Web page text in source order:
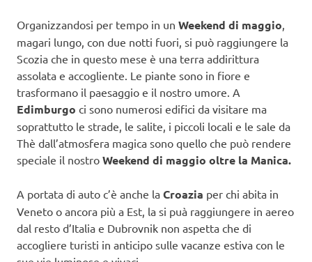
Organizzandosi per tempo in un Weekend di maggio,
magari lungo, con due notti fuori, si può raggiungere la
Scozia che in questo mese è una terra addirittura
assolata e accogliente. Le piante sono in fiore e
trasformano il paesaggio e il nostro umore. A
Edimburgo ci sono numerosi edifici da visitare ma
soprattutto le strade, le salite, i piccoli locali e le sale da
Thè dall’atmosfera magica sono quello che può rendere
speciale il nostro Weekend di maggio oltre la Manica.
A portata di auto c’è anche la Croazia per chi abita in
Veneto o ancora più a Est, la si puà raggiungere in aereo
dal resto d’Italia e Dubrovnik non aspetta che di
accogliere turisti in anticipo sulle vacanze estiva con le